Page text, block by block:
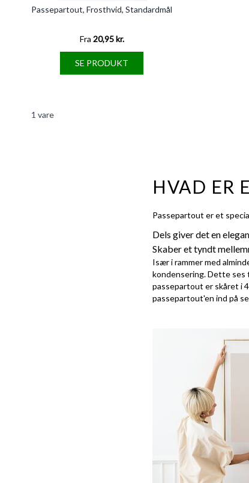
Passepartout, Frosthvid, Standardmål
Fra 20,95 kr.
SE PRODUKT
1 vare
HVAD ER
Passepartout er et
Dels giver det en
Skaber et tyndt
Især i rammer med
kondensering. Dette ses
passepartout er skåret i
passepartout'en ind på